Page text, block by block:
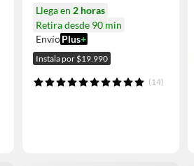
Llega en 2 horas
Retira desde 90 min
EnvíoPlus+
Instala por $19.990
(14)